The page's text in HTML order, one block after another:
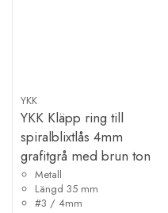
YKK
YKK Kläpp ring till
spiralblixtlås 4mm
grafitgrå med brun ton
Metall
Längd 35 mm
#3 / 4mm